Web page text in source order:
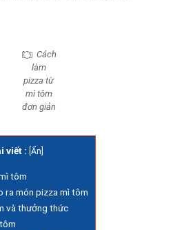
Cách
làm
pizza từ
mì tôm
đơn giản
viết : Ẩn
tôm
ra món pizza mì tôm
và thưởng thức